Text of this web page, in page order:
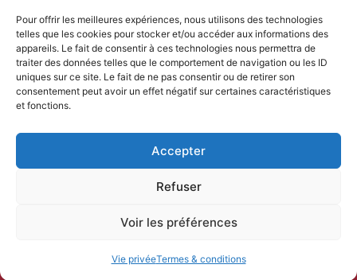
Pour offrir les meilleures expériences, nous utilisons des technologies
telles que les cookies pour stocker et/ou accéder aux informations des
appareils. Le fait de consentir à ces technologies nous permettra de
traiter des données telles que le comportement de navigation ou les ID
uniques sur ce site. Le fait de ne pas consentir ou de retirer son
consentement peut avoir un effet négatif sur certaines caractéristiques
et fonctions.
Accepter
Refuser
Voir les préférences
Vie privéeTermes & conditions
+32 (0)84 46 03 45
info@boislocal.be
Vous êtes
Termes & conditions|